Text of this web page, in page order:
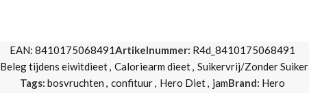
EAN:8410175068491Artikelnummer: R4d_8410175068491
Beleg tijdens eiwitdieet, Caloriearm dieet, Suikervrij/Zonder Suiker
Tags: bosvruchten , confituur, Hero Diet, jamBrand: Hero